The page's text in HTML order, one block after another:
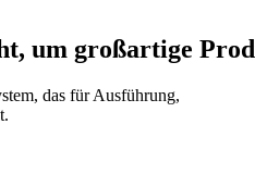
um großartige
das für Ausführung,